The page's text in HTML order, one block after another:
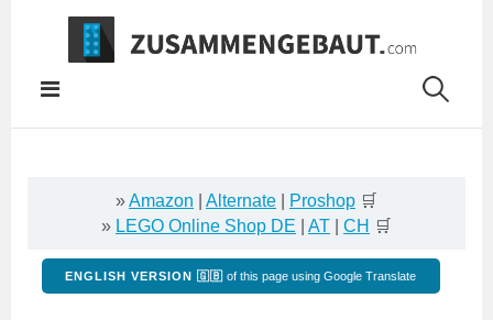
Springe
Inhalt
»Amazon Alternate Proshop 🛒
» LEGO Online Shop DE AT CH 🛒
ENGLISH VERSION 🇬🇧 of this page using Google Translate